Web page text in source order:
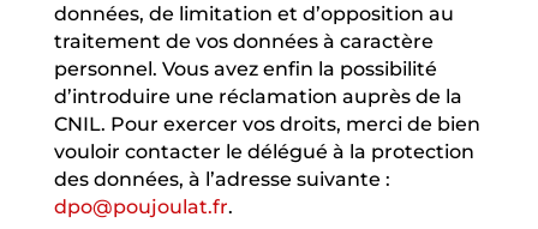
données, de limitation et d’opposition au
traitement de vos données à caractère
personnel. Vous avez enfin la possibilité
d’introduire une réclamation auprès de la
CNIL. Pour exercer vos droits, merci de bien
vouloir contacter le délégué à la protection
des données, à l’adresse suivante :
dpo@poujoulat.fr.